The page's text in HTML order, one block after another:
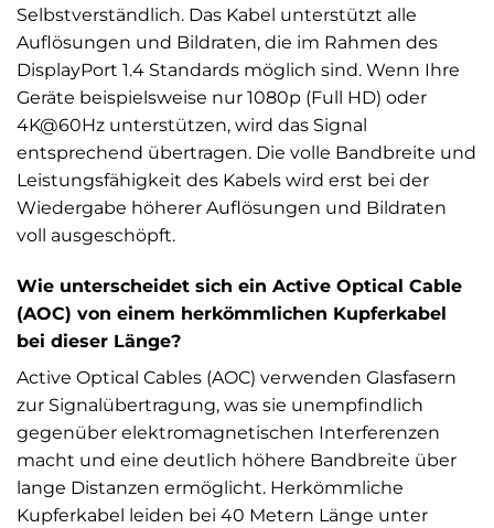
Selbstverständlich. Das Kabel unterstützt alle
Auflösungen und Bildraten, die im Rahmen des
DisplayPort 1.4 Standards möglich sind. Wenn Ihre
Geräte beispielsweise nur 1080p (Full HD) oder
4K@60Hz unterstützen, wird das Signal
entsprechend übertragen. Die volle Bandbreite und
Leistungsfähigkeit des Kabels wird erst bei der
Wiedergabe höherer Auflösungen und Bildraten
voll ausgeschöpft.
Wie unterscheidet sich ein Active Optical Cable
(AOC) von einem herkömmlichen Kupferkabel
bei dieser Länge?
Active Optical Cables (AOC) verwenden Glasfasern
zur Signalübertragung, was sie unempfindlich
gegenüber elektromagnetischen Interferenzen
macht und eine deutlich höhere Bandbreite über
lange Distanzen ermöglicht. Herkömmliche
Kupferkabel leiden bei 40 Metern Länge unter